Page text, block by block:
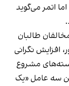
اتمر می‌گوید
طالبان
افزایش نگرانی
مشروع
سه عامل «یک